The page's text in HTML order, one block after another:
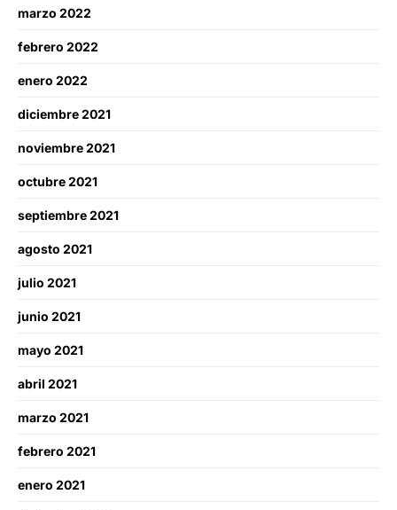
marzo 2022
febrero 2022
enero 2022
diciembre 2021
noviembre 2021
octubre 2021
septiembre 2021
agosto 2021
julio 2021
junio 2021
mayo 2021
abril 2021
marzo 2021
febrero 2021
enero 2021